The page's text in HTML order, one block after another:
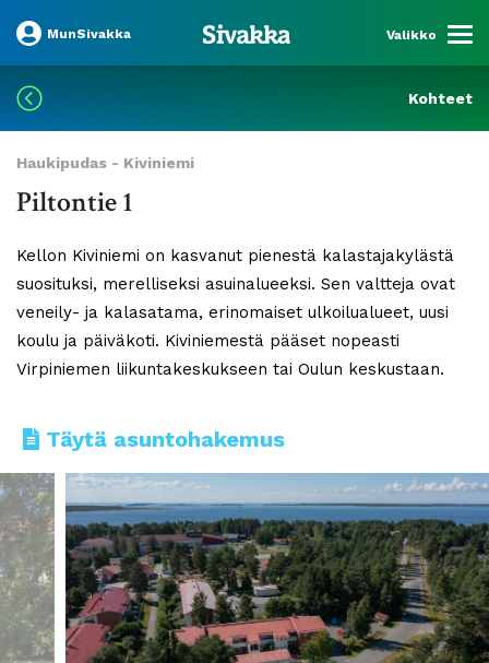
MunSivakka Valikko
Kohteet
Haukipudas - Kiviniemi
Piltontie 1
Kellon Kiviniemi on kasvanut pienestä kalastajakylästä
suosituksi, merelliseksi asuinalueeksi. Sen valtteja ovat
veneily- ja kalasatama, erinomaiset ulkoilualueet, uusi
koulu ja päiväkoti. Kiviniemestä pääset nopeasti
Virpiniemen liikuntakeskukseen tai Oulun keskustaan.
Täytä asuntohakemus